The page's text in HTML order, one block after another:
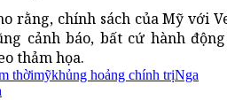
rằng, chính sách của Mỹ với
cảnh báo, bất cứ hành
thảm họa.
thờimỹkhủng hoảng chính trịNga